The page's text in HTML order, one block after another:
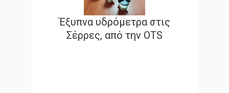
Έξυπνα υδρόμετρα στις
Σέρρες, από την OTS